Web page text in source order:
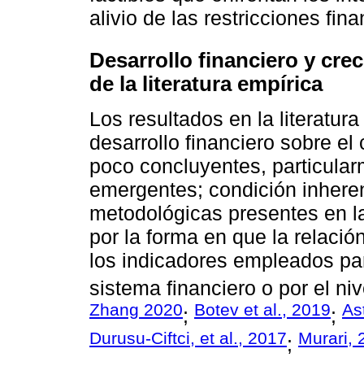
alivio de las restricciones
Desarrollo financiero y
de la literatura empírica
Los resultados en la
desarrollo financiero sobre
poco concluyentes,
emergentes; condición
metodológicas presentes en
por la forma en que la
los indicadores empleados
sistema financiero o por el
Zhang 2020; Botev et al., 2019;
Durusu-Ciftci, et al., 2017; Murari,